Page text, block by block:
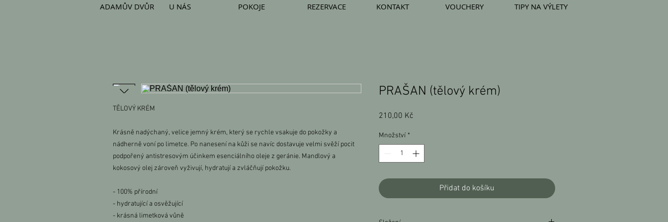
ADAMŮV DVŮR U NÁS POKOJE REZERVACE KONTAKT VOUCHERY TIPY NA VÝLETY
TĚLOVÝ KRÉM
Krásně nadýchaný, velice jemný krém, který se rychle vsakuje do pokožky a
nádherně voní po limetce. Po nanesení na kůži se navíc dostavuje velmi svěží pocit
podpořený antistresovým účinkem esenciálního oleje z geránie. Mandlový a
kokosový olej zároveň vyživují, hydratují a zvláčňují pokožku.
- 100% přírodní
- hydratující a osvěžující
- krásná limetková vůně
PRAŠAN (tělový krém)
210,00 Kč
Množství *
Přidat do košíku